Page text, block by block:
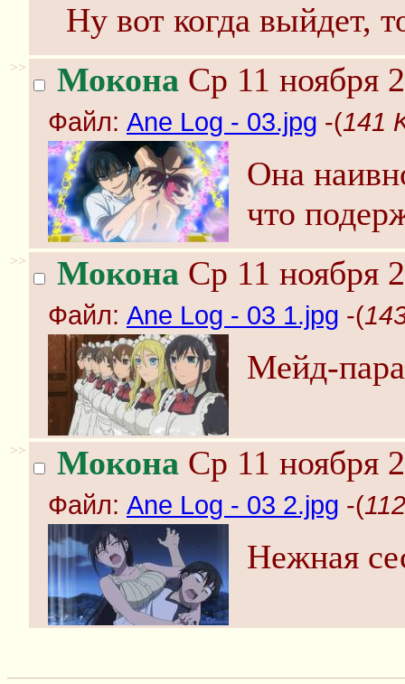
Ну вот когда выйдет,
>> Мокона Ср 11 ноября
Файл: Ane Log - 03.jpg -(141
Она
что
>> Мокона Ср 11 ноября
Файл: Ane Log - 03 1.jpg -(
Мейд-
>> Мокона Ср 11 ноября
Файл: Ane Log - 03 2.jpg -(
Нежная